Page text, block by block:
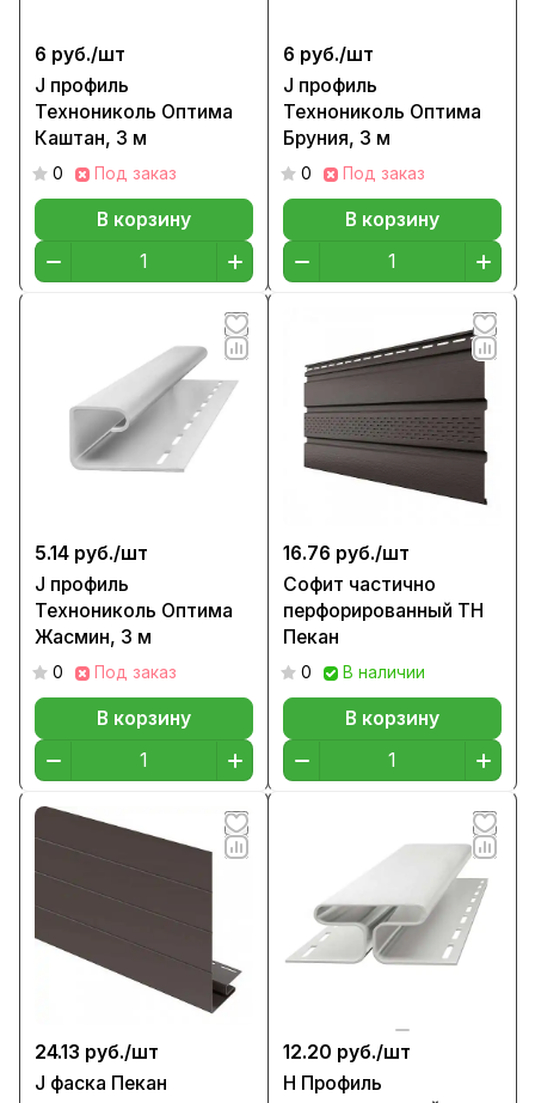
6 руб./шт
J профиль
Технониколь Оптима
Каштан, 3 м
0 Под заказ
В корзину
6 руб./шт
J профиль
Технониколь Оптима
Бруния, 3 м
0 Под заказ
В корзину
5.14 руб./шт
J профиль
Технониколь Оптима
Жасмин, 3 м
0 Под заказ
В корзину
16.76 руб./шт
Софит частично
перфорированный ТН
Пекан
0 В наличии
В корзину
24.13 руб./шт
J фаска Пекан
12.20 руб./шт
H Профиль